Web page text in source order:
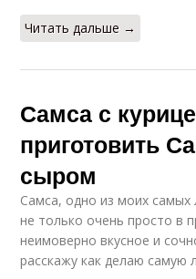
Читать дальше →
Самса с
приготовить
сыром
Самса, одно из моих
не только очень просто в
неимоверно вкусное и
расскажу как делаю самую